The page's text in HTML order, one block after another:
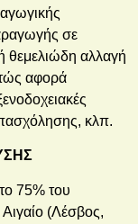
σε
θεμελιώδη αλλαγή
αφορά
κλπ.
75% του
(Λέσβος,